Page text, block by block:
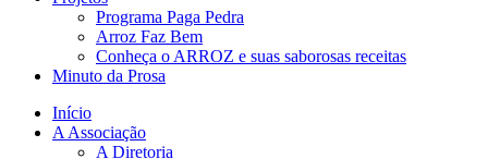
Programa Paga Pedra
Arroz Faz Bem
Conheça o ARROZ e suas saborosas receitas
Minuto da Prosa
Início
A Associação
A Diretoria